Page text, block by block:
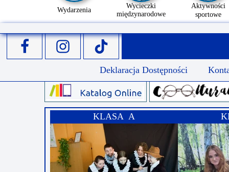
KLASA A
Deklaracja Dostępności
Wydarzenia
Wycieczki
międzynarodowe
Aktywności
sportowe